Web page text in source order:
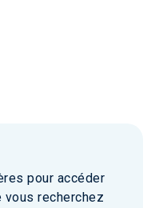
pour accéder
recherchez